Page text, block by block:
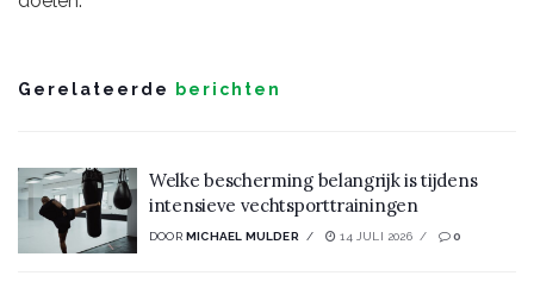
Gerelateerde berichten
Welke bescherming belangrijk is tijdens
intensieve vechtsporttrainingen
DOOR MICHAEL MULDER 14 JULI 2026 0